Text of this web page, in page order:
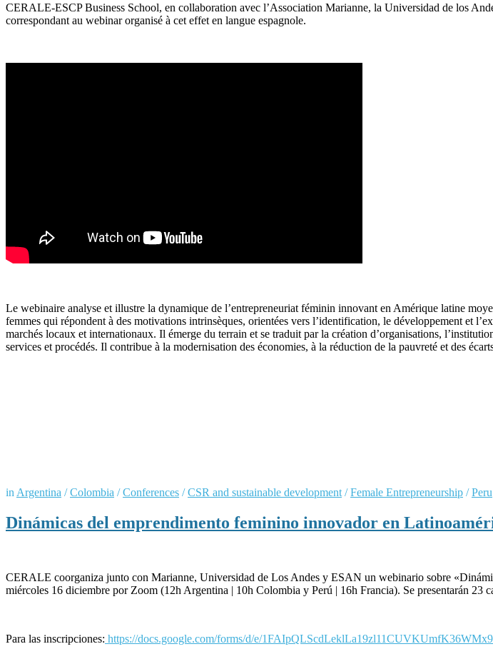
CERALE-ESCP Business School, en collaboration avec l’Association Marianne, la Universidad de los
correspondant au webinar organisé à cet effet en langue espagnole.
Le webinaire analyse et illustre la dynamique de l’entrepreneuriat féminin innovant en Amérique latine
femmes qui répondent à des motivations intrinsèques, orientées vers l’identification, le développement et
marchés locaux et internationaux. Il émerge du terrain et se traduit par la création d’organisations,
services et procédés. Il contribue à la modernisation des économies, à la réduction de la pauvreté et des
in Argentina /Colombia /Conferences /CSR and sustainable development /Female Entrepreneurship /Peru
Dinámicas del emprendimento feminino innovador en
CERALE coorganiza junto con Marianne, Universidad de Los Andes y ESAN un webinario sobre
miércoles 16 diciembre por Zoom (12h Argentina | 10h Colombia y Perú | 16h Francia). Se presentarán 23
Para las inscripciones: https://docs.google.com/forms/d/e/